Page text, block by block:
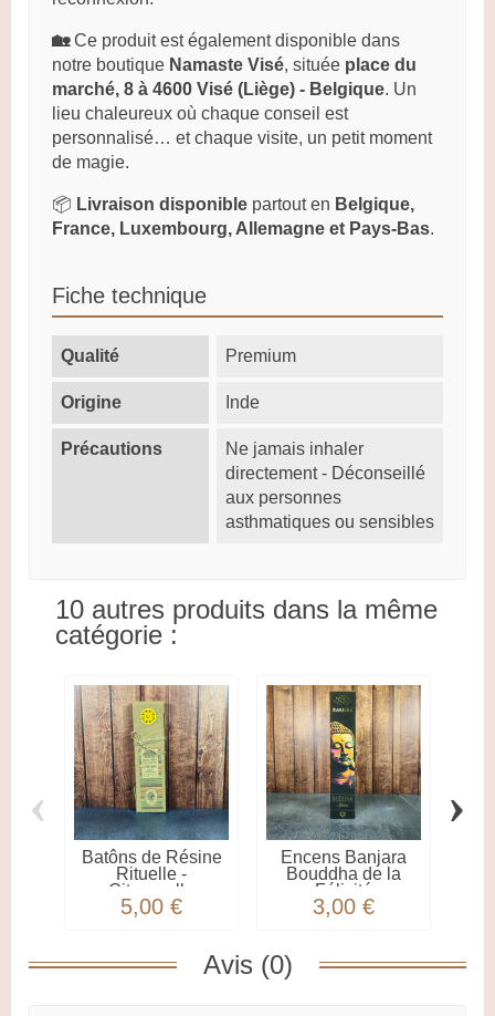
🏡Ce produit est également disponible dans
notre boutique Namaste Visé, située place du
marché, 8 à 4600 Visé (Liège) - Belgique. Un
lieu chaleureux où chaque conseil est
personnalisé… et chaque visite, un petit moment
de magie.
📦 Livraison disponible partout en Belgique,
France, Luxembourg, Allemagne et Pays-Bas.
Fiche technique
Qualité Premium
Origine Inde
Précautions
Ne jamais inhaler
directement - Déconseillé
aux personnes
asthmatiques ou sensibles
10 autres produits dans la même
catégorie :
Batôns de Résine
Rituelle -
Citronnelle
5,00 €
Encens Banjara
Bouddha de la
Félicité
3,00 €
‹ ›
Avis (0)